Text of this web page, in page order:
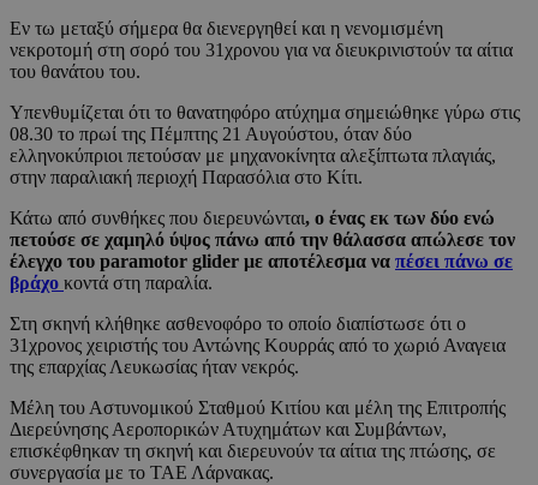
Εν τω μεταξύ σήμερα θα διενεργηθεί και η νενομισμένη
νεκροτομή στη σορό του 31χρονου για να διευκρινιστούν τα αίτια
του θανάτου του.
Υπενθυμίζεται ότι το θανατηφόρο ατύχημα σημειώθηκε γύρω στις
08.30 το πρωί της Πέμπτης 21 Αυγούστου, όταν δύο
ελληνοκύπριοι πετούσαν με μηχανοκίνητα αλεξίπτωτα πλαγιάς,
στην παραλιακή περιοχή Παρασόλια στο Κίτι.
Κάτω από συνθήκες που διερευνώνται, ο ένας εκ των δύο ενώ
πετούσε σε χαμηλό ύψος πάνω από την θάλασσα απώλεσε τον
έλεγχο του paramotor glider με αποτέλεσμα να πέσει πάνω σε
βράχο κοντά στη παραλία.
Στη σκηνή κλήθηκε ασθενοφόρο το οποίο διαπίστωσε ότι ο
31χρονος χειριστής του Αντώνης Κουρράς από το χωριό Αναγεια
της επαρχίας Λευκωσίας ήταν νεκρός.
Μέλη του Αστυνομικού Σταθμού Κιτίου και μέλη της Επιτροπής
Διερεύνησης Αεροπορικών Ατυχημάτων και Συμβάντων,
επισκέφθηκαν τη σκηνή και διερευνούν τα αίτια της πτώσης, σε
συνεργασία με το ΤΑΕ Λάρνακας.